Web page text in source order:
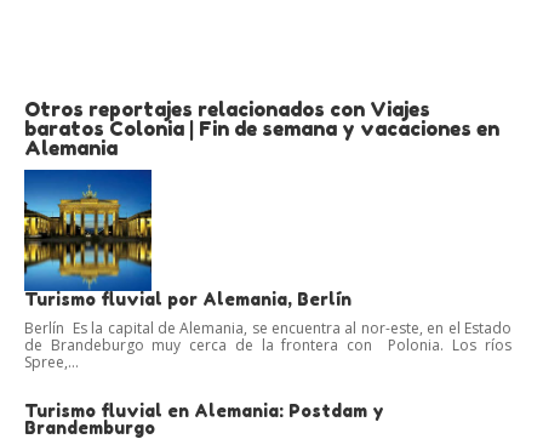
Otros reportajes relacionados con Viajes
baratos Colonia | Fin de semana y vacaciones en
Alemania
Turismo fluvial por Alemania, Berlín
Berlín Es la capital de Alemania, se encuentra al nor-este, en el Estado
de Brandeburgo muy cerca de la frontera con Polonia. Los ríos
Spree,...
Turismo fluvial en Alemania: Postdam y
Brandemburgo